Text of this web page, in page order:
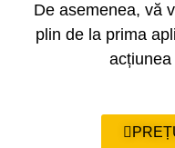
De asemenea, vă
plin de la prima